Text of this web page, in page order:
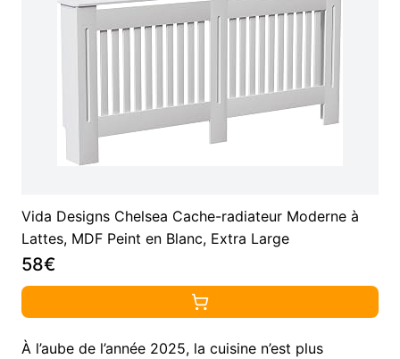
Vida Designs Chelsea Cache-radiateur Moderne à
Lattes, MDF Peint en Blanc, Extra Large
58€
À l’aube de l’année 2025, la cuisine n’est plus